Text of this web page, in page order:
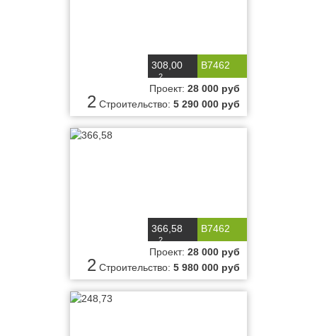
B7462
308,00
м2
2
Проект: 28 000 руб
Строительство: 5 290 000 руб
B7462
366,58
м2
2
Проект: 28 000 руб
Строительство: 5 980 000 руб